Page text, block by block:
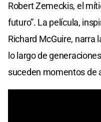
Robert Zemeckis, el
futuro”. La película,
Richard McGuire, narra
lo largo de
suceden momentos de